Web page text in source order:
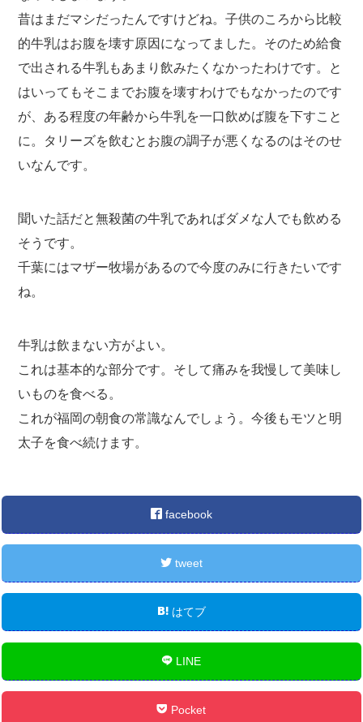
昔はまだマシだったんですけどね。子供のころから比較
的牛乳はお腹を壊す原因になってました。そのため給食
で出される牛乳もあまり飲みたくなかったわけです。と
はいってもそこまでお腹を壊すわけでもなかったのです
が、ある程度の年齢から牛乳を一口飲めば腹を下すこと
に。タリーズを飲むとお腹の調子が悪くなるのはそのせ
いなんです。
聞いた話だと無殺菌の牛乳であればダメな人でも飲める
そうです。
千葉にはマザー牧場があるので今度のみに行きたいです
ね。
牛乳は飲まない方がよい。
これは基本的な部分です。そして痛みを我慢して美味し
いものを食べる。
これが福岡の朝食の常識なんでしょう。今後もモツと明
太子を食べ続けます。
facebook
tweet
はてブ
LINE
Pocket